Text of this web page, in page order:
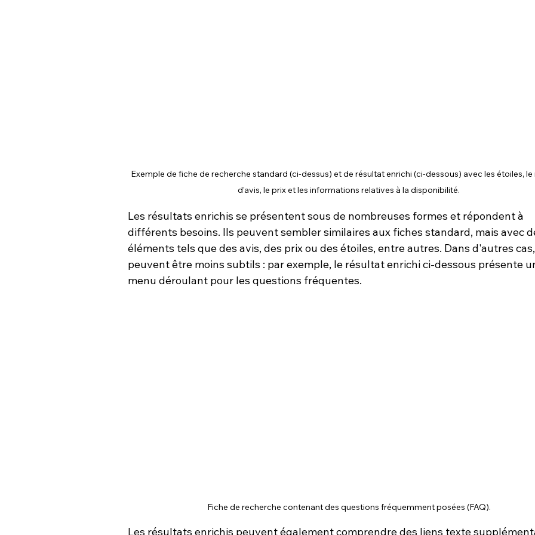
Exemple de fiche de recherche standard (ci-dessus) et de résultat enrichi (ci-dessous) avec les étoiles,
d’avis, le prix et les informations relatives à la disponibilité.
Les résultats enrichis se présentent sous de nombreuses formes et répondent à
différents besoins. Ils peuvent sembler similaires aux fiches standard, mais avec
éléments tels que des avis, des prix ou des étoiles, entre autres. Dans d'autres
peuvent être moins subtils : par exemple, le résultat enrichi ci-dessous présente
menu déroulant pour les questions fréquentes.
Fiche de recherche contenant des questions fréquemment posées (FAQ).
Les résultats enrichis peuvent également comprendre des liens texte